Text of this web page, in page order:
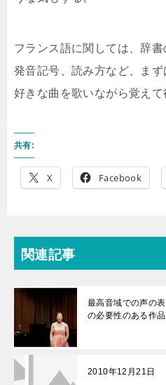
フランス語に関しては、辞書
発音記号、読み方など、まず
好きな曲を歌いながら覚えて
共有:
X Facebook
関連記事
最高音域での声の
の必要性のある作品
2010年12月21日